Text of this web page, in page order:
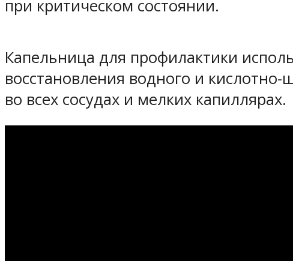
при критическом состоянии.
Капельница для профилактики
восстановления водного и
во всех сосудах и мелких капиллярах.